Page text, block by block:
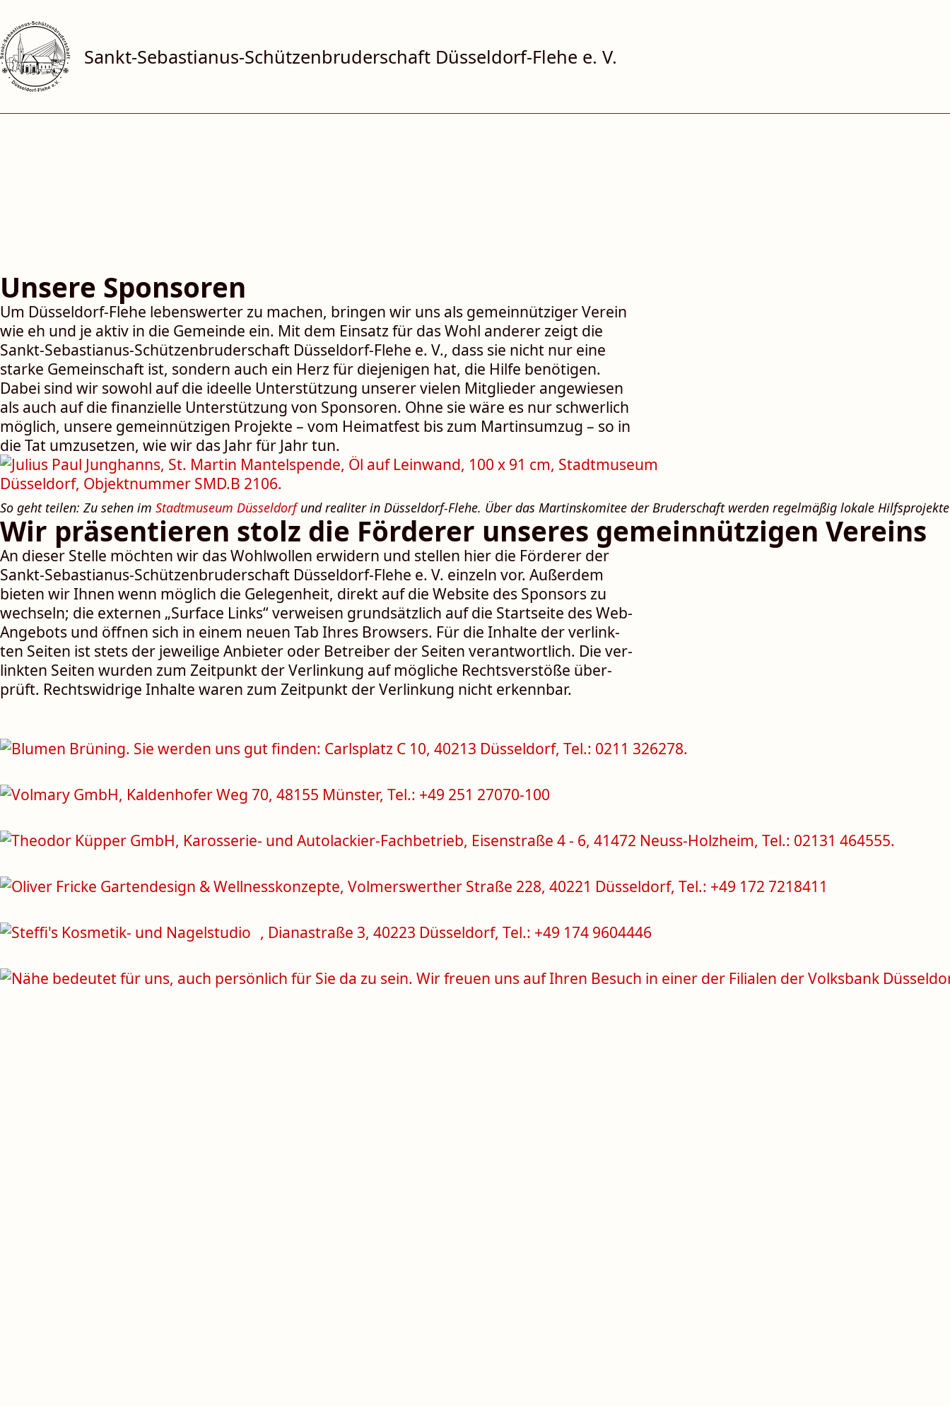
Sankt-Sebastianus-Schützen­bruderschaft Düsseldorf-‍Flehe e. V.
Unsere Sponsoren
Um Düsseldorf-Flehe lebenswerter zu machen, bringen wir uns als ge­mein­nütziger Verein
wie eh und je aktiv in die Ge­mein­de ein. Mit dem Einsatz für das Wohl anderer zeigt die
Sankt-Sebastianus-Schützen­bruder­schaft Düssel­dorf-Flehe e. V., dass sie nicht nur eine
starke Ge­mein­schaft ist, son­dern auch ein Herz für die­jenigen hat, die Hilfe be­nö­ti­gen.
Dabei sind wir sowohl auf die ideelle Unter­stützung unserer vielen Mit­glieder ange­wiesen
als auch auf die finan­zielle Unter­stützung von Sponsoren. Ohne sie wäre es nur schwer­lich
möglich, unsere gemein­nützigen Projekte – vom Heimat­fest bis zum Martins­umzug – so in
die Tat umzu­setzen, wie wir das Jahr für Jahr tun.
So geht teilen: Zu sehen im Stadtmuseum Düsseldorfund realiter in Düsseldorf-Flehe. Über das Martins­komitee der Bruder­schaft werden regel­mäßig lokale
Wir präsentieren stolz die Förderer unseres gemeinnützigen Vereins
An dieser Stelle möchten wir das Wohl­wollen er­widern und stellen hier die Förderer der
Sankt-Sebastianus-Schützen­bruder­schaft Düssel­dorf-‍Flehe e. V. einzeln vor. Außer­dem
bieten wir Ihnen wenn möglich die Gelegen­heit, direkt auf die Website des Sponsors zu
wechseln; die exter­nen „Surface Links“ ver­weisen grund­sätz­lich auf die Start­seite des Web-
Angebots und öffnen sich in einem neuen Tab Ihres Browsers. Für die In­halte der ver­link­
ten Seiten ist stets der je­wei­lige An­bie­ter oder Be­trei­ber der Seiten ver­ant­wort­lich. Die ver­
link­ten Sei­ten wur­den zum Zeit­punkt der Ver­link­ung auf mög­liche Rechts­ver­stöße über­
prüft. Rechts­wid­rige In­halte waren zum Zeit­punkt der Ver­link­ung nicht er­kenn­bar.